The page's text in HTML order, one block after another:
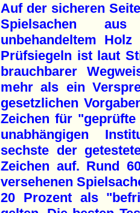
Auf der sicheren
Spielsachen
unbehandeltem
Prüfsiegeln ist laut
brauchbarer
mehr als ein
gesetzlichen
Zeichen für
unabhängigen
sechste der
Zeichen auf. Rund
versehenen
20 Prozent als